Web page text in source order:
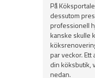
På
dessutom
professionell
kanske skulle
par veckor.
din köksbutik,
nedan.